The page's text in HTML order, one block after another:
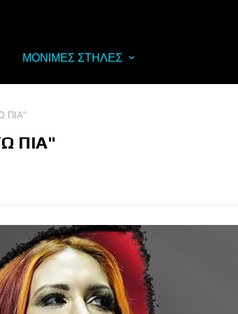
ΜΟΝΙΜΕΣ ΣΤΗΛΕΣ
ΠΙΑ"
ΠΙΑ"